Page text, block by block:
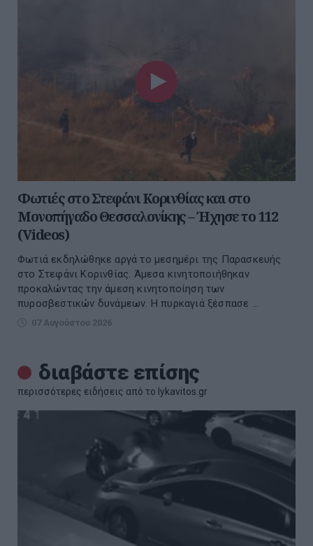
Φωτιές στο Στεφάνι Κορινθίας και στο
Μονοπήγαδο Θεσσαλονίκης – Ήχησε το 112
(Videos)
Φωτιά εκδηλώθηκε αργά το μεσημέρι της Παρασκευής
στο Στεφάνι Κορινθίας. Άμεσα κινητοποιήθηκαν
προκαλώντας την άμεση κινητοποίηση των
πυροσβεστικών δυνάμεων. Η πυρκαγιά ξέσπασε ...
07 Αυγούστου 2026
διαβάστε επίσης
περισσότερες ειδήσεις από το lykavitos.gr